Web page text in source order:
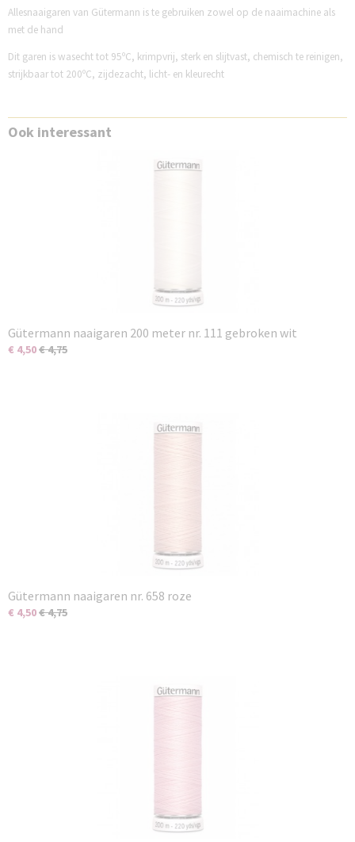
Allesnaaigaren van Gütermann is te gebruiken zowel op de naaimachine als
met de hand
Dit garen is wasecht tot 95ºC, krimpvrij, sterk en slijtvast, chemisch te reinigen,
strijkbaar tot 200ºC, zijdezacht, licht- en kleurecht
Ook interessant
Gütermann naaigaren 200 meter nr. 111 gebroken wit
€ 4,50€ 4,75
Gütermann naaigaren nr. 658 roze
€ 4,50€ 4,75